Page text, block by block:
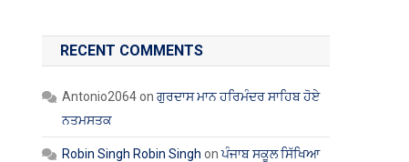
RECENT COMMENTS
Antonio2064onਗੁਰਦਾਸ ਮਾਨ ਹਰਿਮੰਦਰ ਸਾਹਿਬ ਹੋਏ
ਨਤਮਸਤਕ
Robin Singh Robin Singh onਪੰਜਾਬ ਸਕੂਲ ਸਿੱਖਿਆ